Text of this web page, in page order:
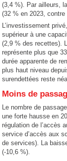
(3,4 %). Par ailleurs,
(32 % en 2023,
L’investissement
supérieur à une
(2,9 % des recettes).
représente plus que
durée apparente de
plus haut niveau
surendettées reste
Moins de
Le nombre de
une forte hausse en
régulation de l’accès
service d’accès aux
de services). La
(-10,6 %).